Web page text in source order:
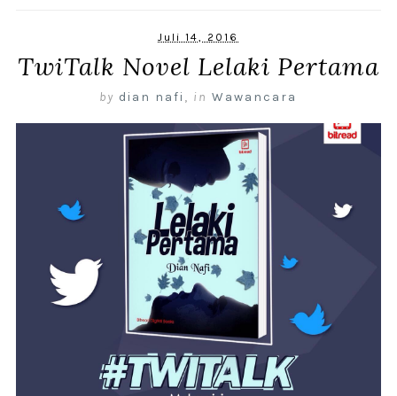
Juli 14, 2016
TwiTalk Novel Lelaki Pertama
by dian nafi , in Wawancara